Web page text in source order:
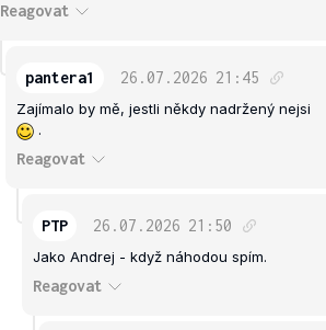
Reagovat
pantera1 26.07.2026 21:45
Zajímalo by mě, jestli někdy nadržený nejsi
.
Reagovat
PTP 26.07.2026 21:50
Jako Andrej - když náhodou spím.
Reagovat